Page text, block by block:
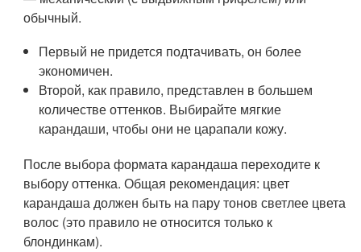
обычный.
Первый не придется подтачивать, он более
экономичен.
Второй, как правило, представлен в большем
количестве оттенков. Выбирайте мягкие
карандаши, чтобы они не царапали кожу.
После выбора формата карандаша переходите к
выбору оттенка. Общая рекомендация: цвет
карандаша должен быть на пару тонов светлее цвета
волос (это правило не относится только к
блондинкам).